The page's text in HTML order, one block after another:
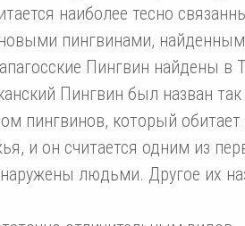
наиболее тесно
пингвинами,
Пингвин найдены в
Пингвин был назван так
пингвинов, который обитает
и он считается одним из
людьми. Другое их